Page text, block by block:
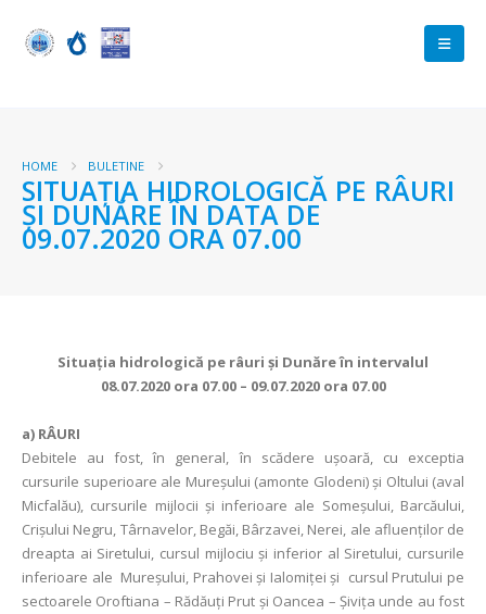
HOME BULETINE
SITUAŢIA HIDROLOGICĂ PE RÂURI
ŞI DUNĂRE ÎN DATA DE
09.07.2020 ORA 07.00
Situaţia hidrologică pe râuri şi Dunăre în intervalul
08.07.2020 ora 07.00 – 09.07.2020 ora 07.00
a) RÂURI
Debitele au fost, în general, în scădere ușoară, cu exceptia
cursurile superioare ale Mureșului (amonte Glodeni) și Oltului (aval
Micfalău), cursurile mijlocii şi inferioare ale Someșului, Barcăului,
Crișului Negru, Târnavelor, Begăi, Bârzavei, Nerei, ale afluenţilor de
dreapta ai Siretului, cursul mijlociu şi inferior al Siretului, cursurile
inferioare ale Mureșului, Prahovei și Ialomiței şi cursul Prutului pe
sectoarele Oroftiana – Rădăuţi Prut şi Oancea – Şiviţa unde au fost